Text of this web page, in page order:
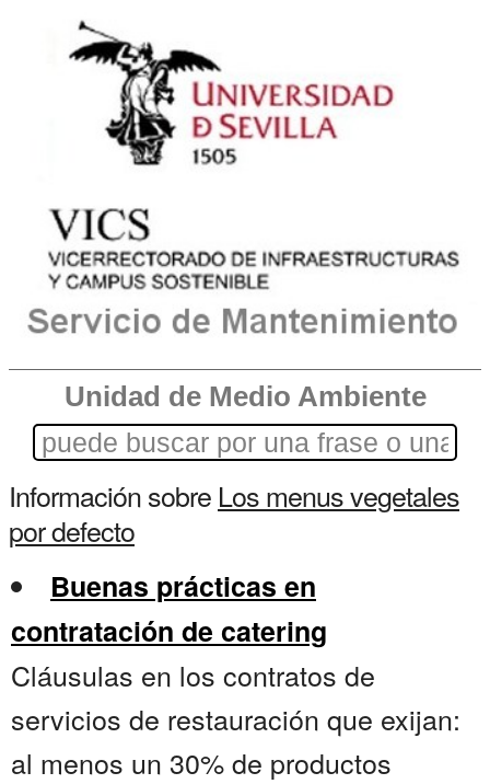
Unidad de Medio Ambiente
Información sobre Los menus vegetales
por defecto
Buenas prácticas en
contratación de catering
Cláusulas en los contratos de
servicios de restauración que exijan:
al menos un 30% de productos